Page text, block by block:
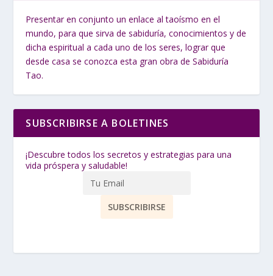
Presentar en conjunto un enlace al taoísmo en el
mundo, para que sirva de sabiduría, conocimientos y de
dicha espiritual a cada uno de los seres, lograr que
desde casa se conozca esta gran obra de Sabiduría
Tao.
SUBSCRIBIRSE A BOLETINES
¡Descubre todos los secretos y estrategias para una
vida próspera y saludable!